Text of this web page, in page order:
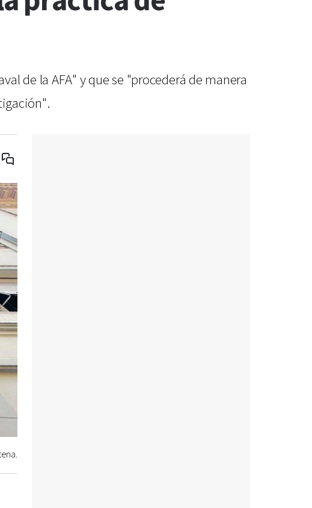
de la AFA" y que se "procederá de manera